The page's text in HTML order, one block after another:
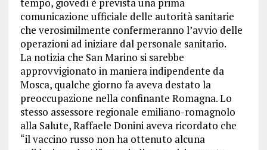
comunicazione ufficiale delle autorità sanitarie
che verosimilmente confermeranno l’avvio delle
operazioni ad iniziare dal personale sanitario.
La notizia che San Marino si sarebbe
approvvigionato in maniera indipendente da
Mosca, qualche giorno fa aveva destato la
preoccupazione nella confinante Romagna. Lo
stesso assessore regionale emiliano-romagnolo
alla Salute, Raffaele Donini aveva ricordato che
“il vaccino russo non ha ottenuto alcuna